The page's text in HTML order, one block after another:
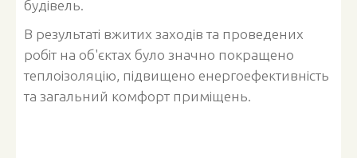
будівель.
В результаті вжитих заходів та проведених
робіт на об'єктах було значно покращено
теплоізоляцію, підвищено енергоефективність
та загальний комфорт приміщень.